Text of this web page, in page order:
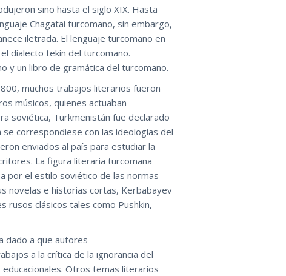
sino hasta el siglo XIX. Hasta
Chagatai turcomano, sin embargo,
iletrada. El lenguaje turcomano en
dialecto tekin del turcomano.
y un libro de gramática del turcomano.
muchos trabajos literarios fueron
músicos, quienes actuaban
soviética, Turkmenistán fue declarado
correspondiese con las ideologías del
enviados al país para estudiar la
La figura literaria turcomana
por el estilo soviético de las normas
novelas e historias cortas, Kerbabayev
rusos clásicos tales como Pushkin,
dado a que autores
a la crítica de la ignorancia del
Otros temas literarios